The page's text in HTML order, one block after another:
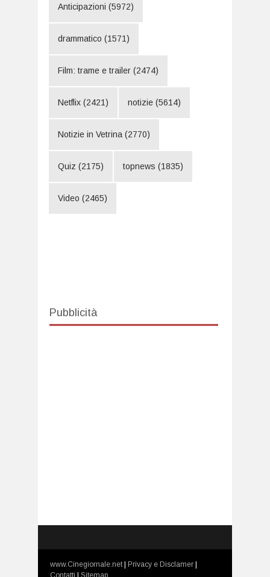
Anticipazioni (5972)
drammatico (1571)
Film: trame e trailer (2474)
Netflix (2421) notizie (5614)
Notizie in Vetrina (2770)
Quiz (2175) topnews (1835)
Video (2465)
Pubblicità
www.Cinegiornale.net| Privacy e Disclamer